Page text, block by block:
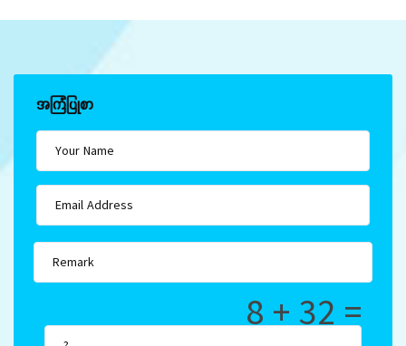
အကြံပြုစာ
8 + 32 =